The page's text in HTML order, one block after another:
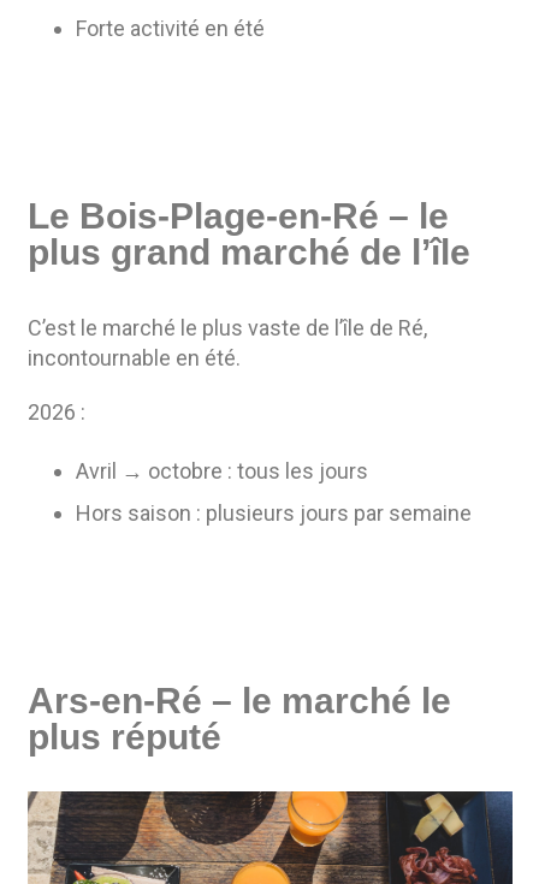
Forte activité en été
Le Bois-Plage-en-Ré – le
plus grand marché de l’île
C’est le marché le plus vaste de l’île de Ré,
incontournable en été.
2026 :
Avril → octobre : tous les jours
Hors saison : plusieurs jours par semaine
Ars-en-Ré – le marché le
plus réputé